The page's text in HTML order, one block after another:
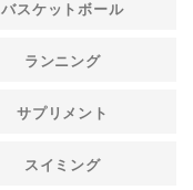
バスケットボール
ランニング
サプリメント
スイミング